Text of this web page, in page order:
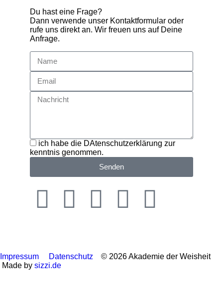
Du hast eine Frage?
Dann verwende unser Kontaktformular oder
rufe uns direkt an. Wir freuen uns auf Deine
Anfrage.
ich habe die DAtenschutzerklärung zur
kenntnis genommen.
Senden
Impressum Datenschutz © 2026 Akademie der Weisheit
Made by sizzi.de